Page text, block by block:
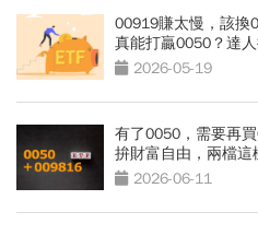
00919賺太慢，該換
真能打贏0050？達
刃 2026-05-19
有了0050，需要再
拚財富自由，兩檔
次看2026-06-11